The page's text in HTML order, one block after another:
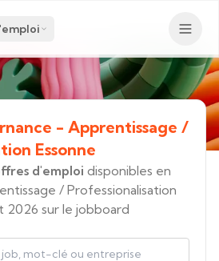
- Apprentissage /
Essonne
d'emploi disponibles en
/ Professionalisation
2026 sur le jobboard
clé ou entreprise